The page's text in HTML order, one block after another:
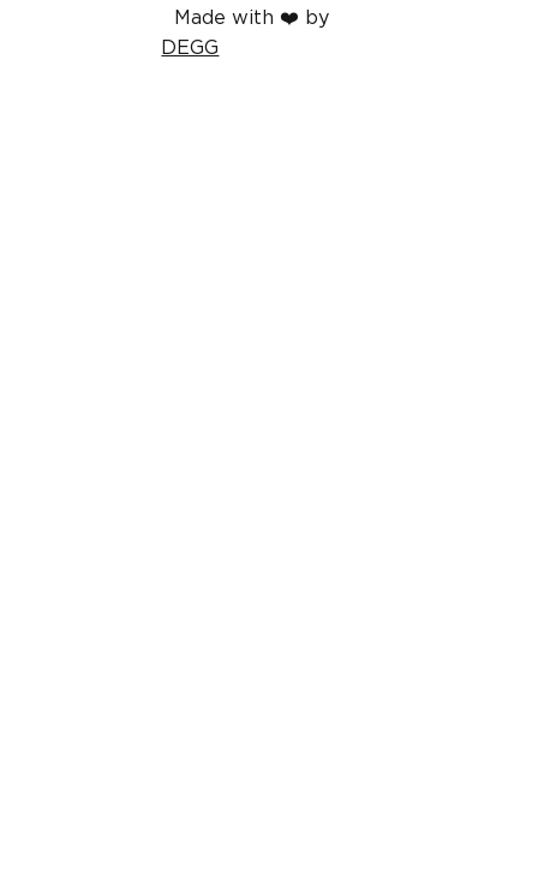
Made with ❤️ by
DEGG